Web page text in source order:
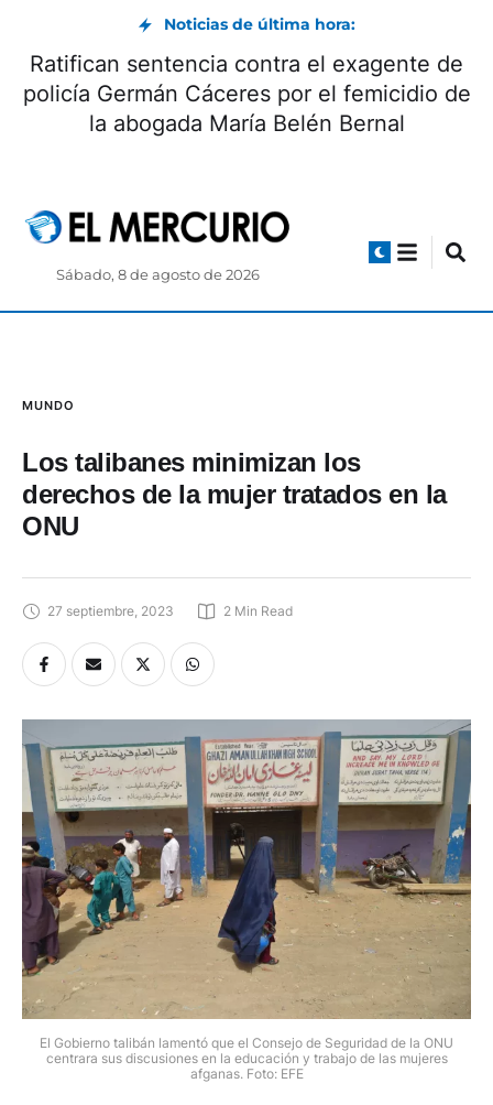
Noticias de última hora:
Ratifican sentencia contra el exagente de
policía Germán Cáceres por el femicidio de
la abogada María Belén Bernal
Sábado, 8 de agosto de 2026
MUNDO
Los talibanes minimizan los
derechos de la mujer tratados en la
ONU
27 septiembre, 2023 2 Min Read
El Gobierno talibán lamentó que el Consejo de Seguridad de la ONU
centrara sus discusiones en la educación y trabajo de las mujeres
afganas. Foto: EFE